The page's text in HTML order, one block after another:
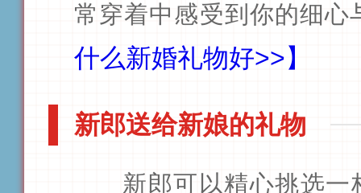
常穿着中感受到你的细心
什么新婚礼物好>>】
新郎送给新娘的礼物
新郎可以精心挑选一